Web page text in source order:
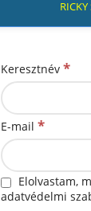
Keresztnév *
E-mail *
Elolvastam,
adatvédelmi